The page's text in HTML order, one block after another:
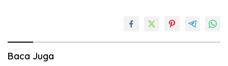
Baca Juga